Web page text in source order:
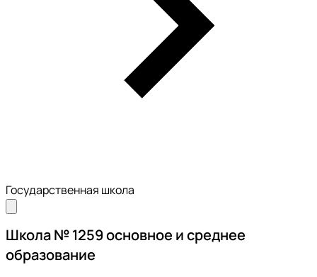
Государственная школа
Школа № 1259 основное и среднее
образование